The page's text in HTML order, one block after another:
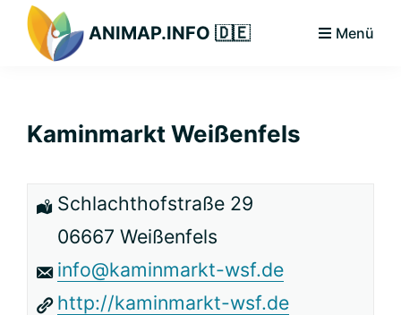
Hauptnavigation
Zum
Hauptinhalt
primären
ANIMAP.INFO 🇩🇪
Das
Menü
Kaminmarkt Weißenfels
Schlachthofstraße 29
06667 Weißenfels
info@kaminmarkt-wsf.de
http://kaminmarkt-wsf.de